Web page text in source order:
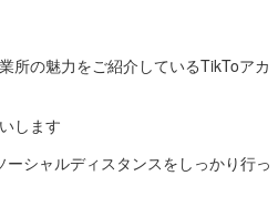
所の魅力をご紹介しているTikToアカ
します
シャルディスタンスをしっかり行っ